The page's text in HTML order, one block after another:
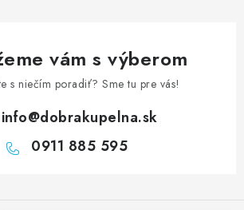
vám s výberom
s niečím poradiť? Sme tu pre vás!
info@dobrakupelna.sk
0911 885 595